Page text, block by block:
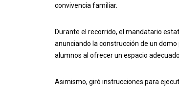
convivencia familiar.
Durante el recorrido, el mandatario
anunciando la construcción de un domo
alumnos al ofrecer un espacio
Asimismo, giró instrucciones para